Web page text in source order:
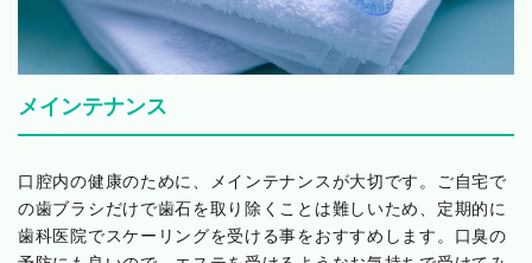
メインテナンス
口腔内の健康のために、メインテナンスが大切です。ご自宅で
の歯ブラシだけで歯石を取り除くことは難しいため、定期的に
歯科医院でスケーリングを受ける事をおすすめします。口臭の